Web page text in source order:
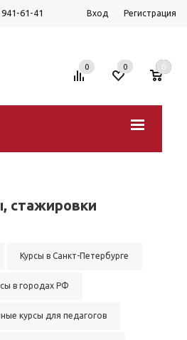
61-41 Вход Регистрация
0 0 0
стажировки
Курсы в Санкт-Петербурге
в городах РФ
курсы для педагогов